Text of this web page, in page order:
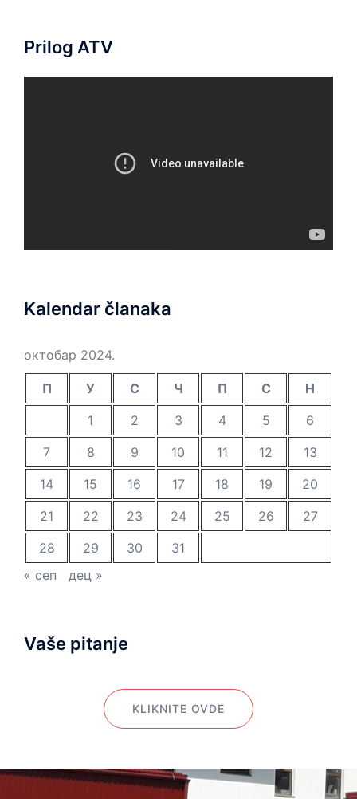
Prilog ATV
Kalendar članaka
октобар 2024.
П У С Ч П С
Н
1
2 3 4 5
6
7
8 9 10 11 12
13
14
15 16 17 18 19
20
21
22 23 24 25 26
27
28
29 30
31
« сеп
дец »
Vaše pitanje
KLIKNITE OVDE